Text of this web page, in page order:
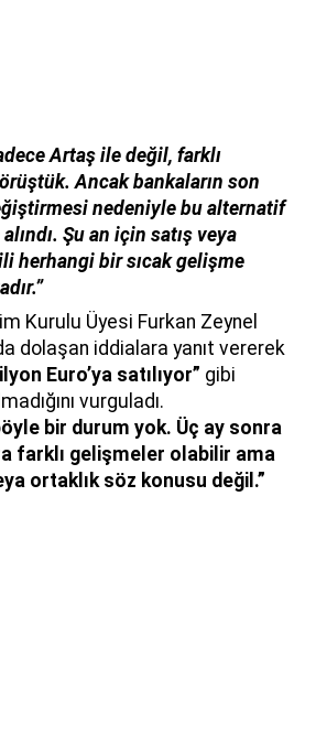
Artaş ile değil, farklı
Ancak bankaların son
nedeniyle bu alternatif
Şu an için satış veya
herhangi bir sıcak gelişme
Kurulu Üyesi Furkan Zeynel
dolaşan iddialara yanıt vererek
Euro’ya satılıyor” gibi
vurguladı.
bir durum yok. Üç ay sonra
farklı gelişmeler olabilir ama
ortaklık söz konusu değil.”